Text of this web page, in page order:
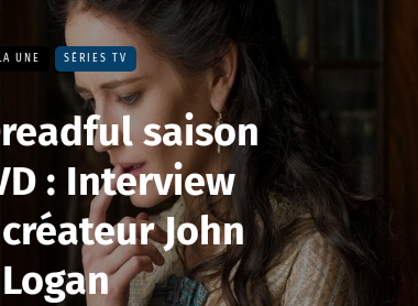
UNE SÉRIES TV
saison
: Interview
John
Logan